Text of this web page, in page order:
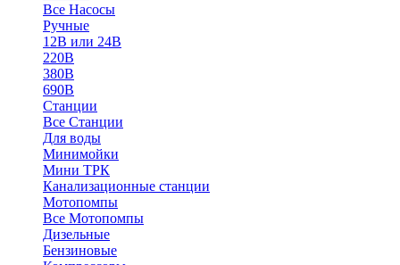
Все Насосы
Ручные
12В или 24В
220В
380В
690В
Станции
Все Станции
Для воды
Минимойки
Мини ТРК
Канализационные станции
Мотопомпы
Все Мотопомпы
Дизельные
Бензиновые